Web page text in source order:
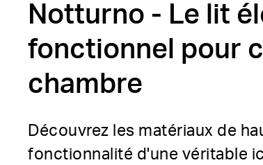
Notturno - Le lit
fonctionnel pour
chambre
Découvrez les matériaux de
fonctionnalité d'une véritable